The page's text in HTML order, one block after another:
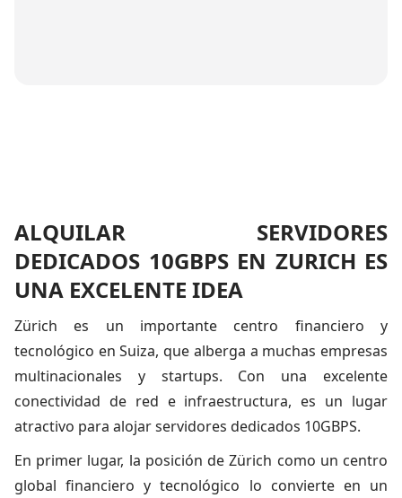
ALQUILAR SERVIDORES
DEDICADOS 10GBPS EN ZURICH ES
UNA EXCELENTE IDEA
Zürich es un importante centro financiero y
tecnológico en Suiza, que alberga a muchas empresas
multinacionales y startups. Con una excelente
conectividad de red e infraestructura, es un lugar
atractivo para alojar servidores dedicados 10GBPS.
En primer lugar, la posición de Zürich como un centro
global financiero y tecnológico lo convierte en un